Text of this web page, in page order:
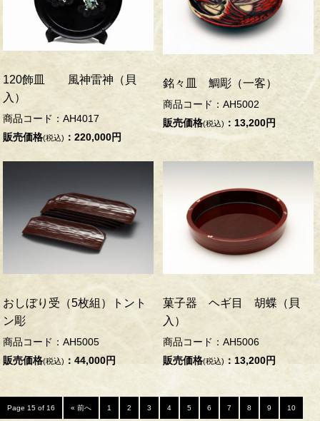
120飾皿 風神雷神（貝
入）
商品コード：AH4017
販売価格(税込) ：220,000円
銘々皿 鯛彫（一客）
商品コード：AH5002
販売価格(税込) ：13,200円
おしぼり受（5枚組）トント
ン彫
商品コード：AH5005
販売価格(税込) ：44,000円
菓子器 ヘギ目 胡蝶（貝
入）
商品コード：AH5006
販売価格(税込) ：13,200円
Page 15 of 16 « 前へ 1 2 3 4 5 6 7 8 9 10